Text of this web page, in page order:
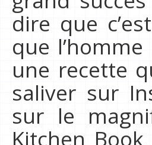
dire que
que
une recette
saliver sur
sur le
Kitchen